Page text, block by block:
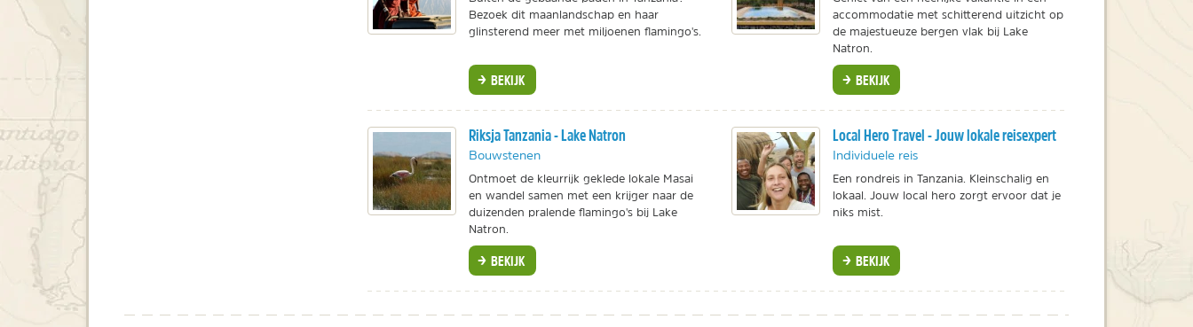
Bezoek dit maanlandschap en haar
glinsterend meer met miljoenen flamingo's.
BEKIJK
accommodatie met schitterend uitzicht op
de majestueuze bergen vlak bij Lake
Natron.
BEKIJK
Riksja Tanzania - Lake Natron
Bouwstenen
Ontmoet de kleurrijk geklede lokale Masai
en wandel samen met een krijger naar de
duizenden pralende flamingo's bij Lake
Natron.
BEKIJK
Local Hero Travel - Jouw lokale reisexpert
Individuele reis
Een rondreis in Tanzania. Kleinschalig en
lokaal. Jouw local hero zorgt ervoor dat je
niks mist.
BEKIJK